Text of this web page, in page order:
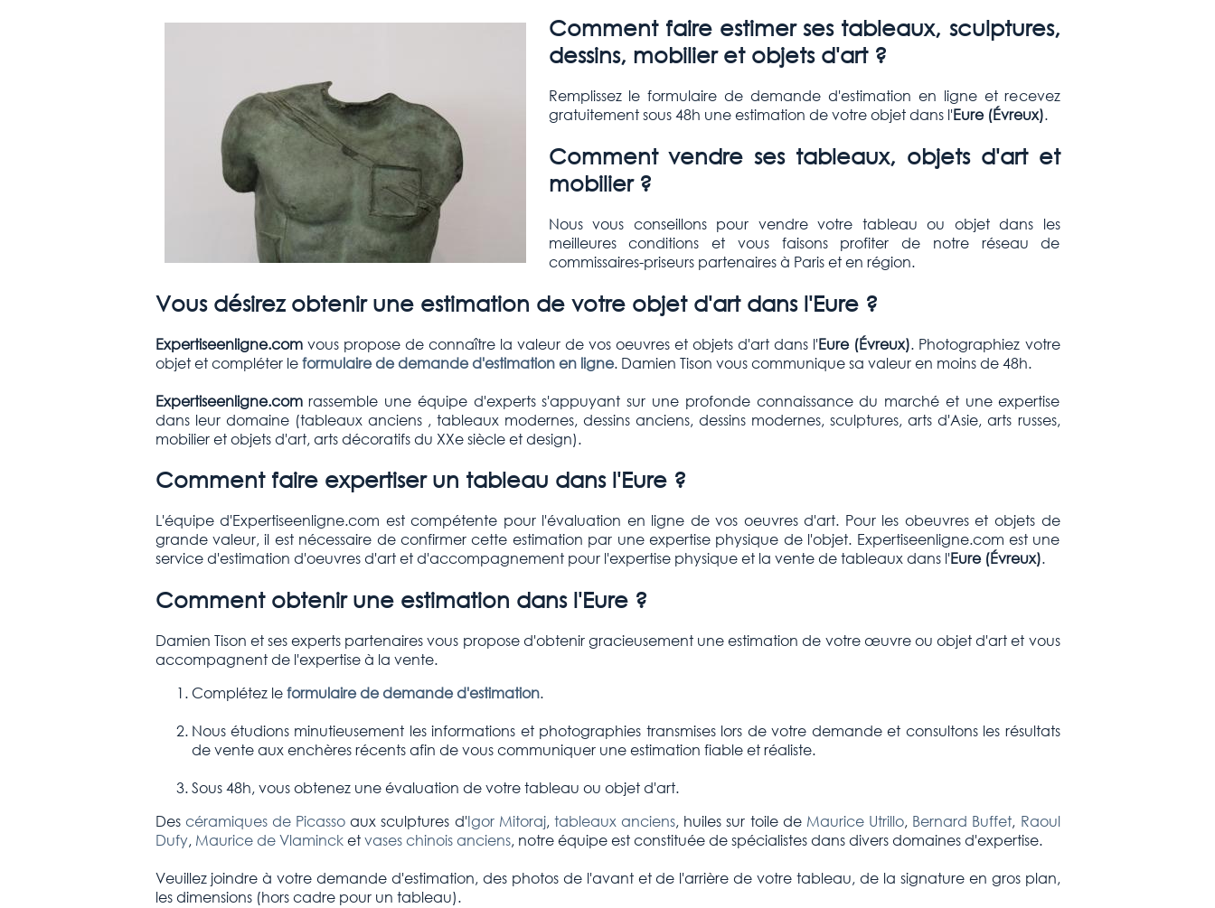
Comment faire estimer ses tableaux, sculptures,
dessins, mobilier et objets d'art ?
Remplissez le formulaire de demande d'estimation en ligne et recevez
gratuitement sous 48h une estimation de votre objet dans l'Eure (Évreux).
Comment vendre ses tableaux, objets d'art et
mobilier ?
Nous vous conseillons pour vendre votre tableau ou objet dans les
meilleures conditions et vous faisons profiter de notre réseau de
commissaires-priseurs partenaires à Paris et en région.
Vous désirez obtenir une estimation de votre objet d'art dans l'Eure ?
Expertiseenligne.comvous propose de connaître la valeur de vos oeuvres et objets d'art dans l'Eure (Évreux). Photographiez votre
objet et compléter leformulaire de demande d'estimation en ligne. Damien Tison vous communique sa valeur en moins de 48h.
Expertiseenligne.comrassemble une équipe d'experts s'appuyant sur une profonde connaissance du marché et une expertise
dans leur domaine (tableaux anciens , tableaux modernes, dessins anciens, dessins modernes, sculptures, arts d'Asie, arts russes,
mobilier et objets d'art, arts décoratifs du XXe siècle et design).
Comment faire expertiser un tableau dans l'Eure ?
L'équipe d'Expertiseenligne.com est compétente pour l'évaluation en ligne de vos oeuvres d'art. Pour les obeuvres et objets de
grande valeur, il est nécessaire de confirmer cette estimation par une expertise physique de l'objet. Expertiseenligne.com est une
service d'estimation d'oeuvres d'art et d'accompagnement pour l'expertise physique et la vente de tableaux dans l'Eure (Évreux).
Comment obtenir une estimation dans l'Eure ?
Damien Tison et ses experts partenaires vous propose d'obtenir gracieusement une estimation de votre œuvre ou objet d'art et vous
accompagnent de l'expertise à la vente.
Complétez leformulaire de demande d'estimation.
Nous étudions minutieusement les informations et photographies transmises lors de votre demande et consultons les résultats
de vente aux enchères récents afin de vous communiquer une estimation fiable et réaliste.
Sous 48h, vous obtenez une évaluation de votre tableau ou objet d'art.
Des céramiques de Picasso aux sculptures d'Igor Mitoraj, tableaux anciens, huiles sur toile de Maurice Utrillo, Bernard Buffet, Raoul
Dufy, Maurice de Vlamincketvases chinois anciens, notre équipe est constituée de spécialistes dans divers domaines d'expertise.
Veuillez joindre à votre demande d'estimation, des photos de l'avant et de l'arrière de votre tableau, de la signature en gros plan,
les dimensions (hors cadre pour un tableau).